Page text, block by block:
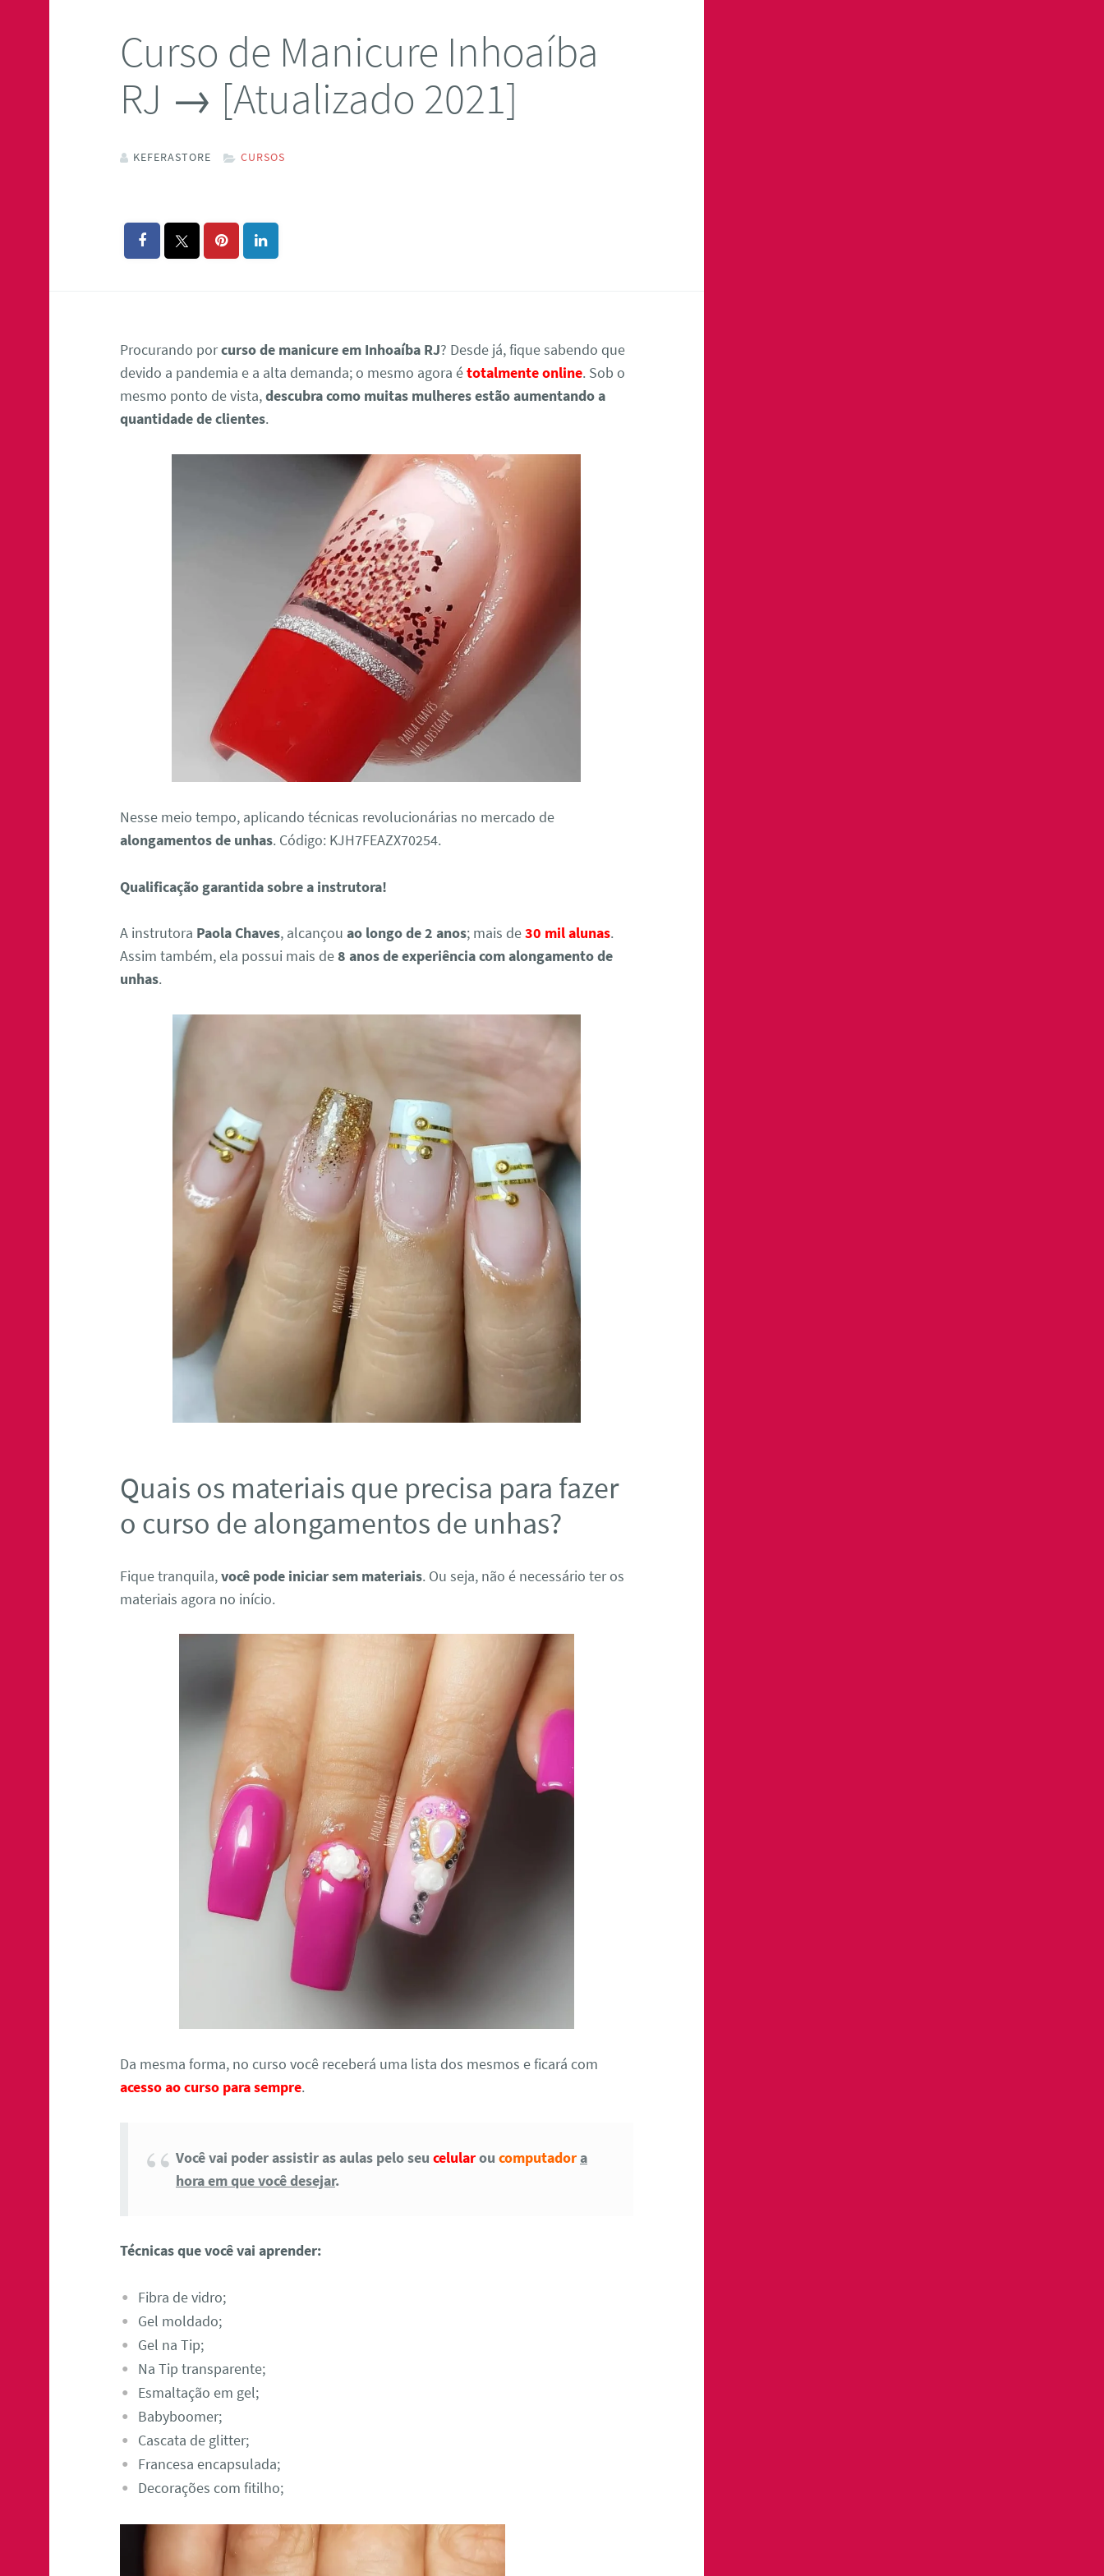
Curso de Manicure Inhoaíba
RJ → [Atualizado 2021]
KEFERASTORE CURSOS
Procurando porcurso de manicure em Inhoaíba RJ? Desde já, fique sabendo que
devido a pandemia e a alta demanda; o mesmo agora étotalmente online. Sob o
mesmo ponto de vista,descubra como muitas mulheres estão aumentando a
quantidade de clientes.
Nesse meio tempo, aplicando técnicas revolucionárias no mercado de
alongamentos de unhas. Código: KJH7FEAZX70254.
Qualificação garantida sobre a instrutora!
A instrutora Paola Chaves, alcançouao longo de 2 anos; mais de30 mil alunas.
Assim também, ela possui mais de8 anos de experiência com alongamento de
unhas.
Quais os materiais que precisa para fazer
o curso de alongamentos de unhas?
Fique tranquila,você pode iniciar sem materiais. Ou seja, não é necessário ter os
materiais agora no início.
Da mesma forma, no curso você receberá uma lista dos mesmos e ficará com
acesso ao curso para sempre.
Você vai poder assistir as aulas pelo seu celularou computadora
hora em que você desejar.
Técnicas que você vai aprender:
Fibra de vidro;
Gel moldado;
Gel na Tip;
Na Tip transparente;
Esmaltação em gel;
Babyboomer;
Cascata de glitter;
Francesa encapsulada;
Decorações com fitilho;